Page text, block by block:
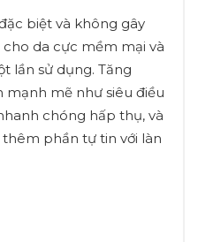
biệt và không gây
da cực mềm mại và
lần sử dụng. Tăng
mạnh mẽ như siêu điều
chóng hấp thụ, và
phần tự tin với làn